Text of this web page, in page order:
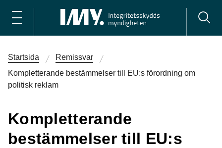
Startsida
Remissvar
Kompletterande bestämmelser till EU:s förordning om
politisk reklam
Kompletterande
bestämmelser till EU:s